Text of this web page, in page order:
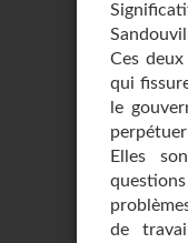
Ces
qui
le
Elles
de